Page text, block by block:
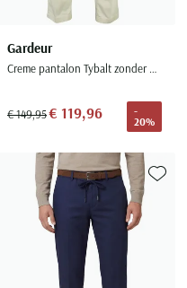
Gardeur
Creme pantalon Tybalt zonder omslag
€ 149,95€ 119,96
-
20%
aan favorieten